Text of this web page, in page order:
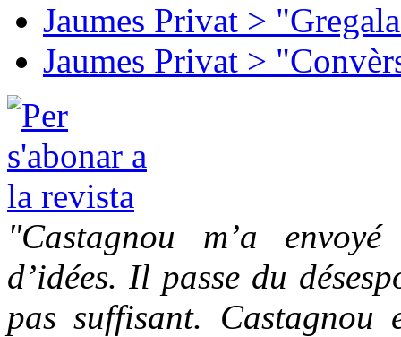
Jaumes Privat >
Jaumes Privat >
"Castagnou m’a
d’idées. Il passe du
pas suffisant.